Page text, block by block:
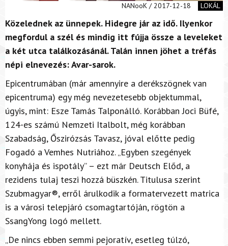
NANooK / 2017-12-18 LOKÁL
Közelednek az ünnepek. Hidegre jár az idő. Ilyenkor
megfordul a szél és mindig itt fújja össze a leveleket
a két utca találkozásánál. Talán innen jöhet a tréfás
népi elnevezés: Avar-sarok.
Epicentrumában (már amennyire a derékszögnek van
epicentruma) egy még nevezetesebb objektummal,
úgyis, mint: Esze Tamás Talponálló. Korábban Joci Büfé,
124-es számú Nemzeti Italbolt, még korábban
Szabadság, Őszirózsás Tavasz, jóval előtte pedig
Fogadó a Vemhes Nutriához. „Egyben szegények
konyhája és ispotály” – ezt már Deutsch Előd, a
rezidens tulaj teszi hozzá büszkén. Titulusa szerint
Szubmagyar®, erről árulkodik a formatervezett matrica
is a városi telepjáró csomagtartóján, rögtön a
SsangYong logó mellett.
„De nincs ebben semmi pejoratív, esetleg túlzó,